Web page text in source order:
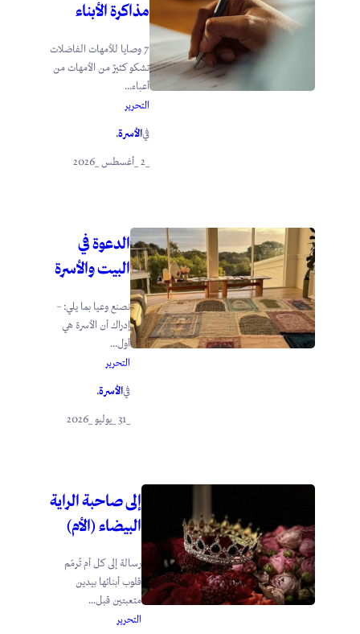
مذاكرة الأبناء
7 وصايا للأمهات الفاضلات
تشكو كثيرٌ من الأمهات من
أعباء...
التحرير
فيالأسرة.
_2 _أغسطس _2026
الدعوة في
البيت والأسرة
نصنع وعيا بما يلي: –
إدراك أن الأسرة هي
أول...
التحرير
فيالأسرة.
إلى صاحبة الراية
البيضاء (الأم)
رسالة إلى كل أم تُرمّم
قلوب أبنائها بيدين
متعبتين قبل...
التحرير